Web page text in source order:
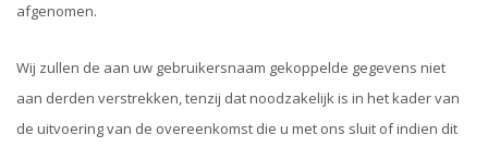
afgenomen.
Wij zullen de aan uw gebruikersnaam gekoppelde gegevens niet
aan derden verstrekken, tenzij dat noodzakelijk is in het kader van
de uitvoering van de overeenkomst die u met ons sluit of indien dit